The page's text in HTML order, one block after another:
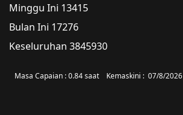
Minggu Ini 13415
Bulan Ini 17276
Keseluruhan 3845930
Masa Capaian :0.84 saat Kemaskini : 07/8/2026